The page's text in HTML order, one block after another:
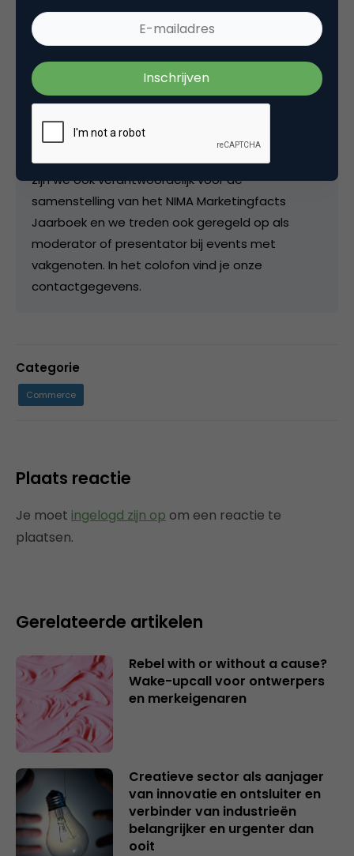
Redactie
Hoofdredactie bijMarketingfacts
beoordeeld en ingepland en als we er tijd voor
vinden, schrijven we zelf een artikel. Als redactie
zijn we ook verantwoordelijk voor de
samenstelling van het NIMA Marketingfacts
Jaarboek en we treden ook geregeld op als
moderator of presentator bij events met
vakgenoten. In het colofon vind je onze
contactgegevens.
Categorie
Commerce
Plaats reactie
Je moet ingelogd zijn op om een reactie te
plaatsen.
Gerelateerde artikelen
Rebel with or without a cause?
Wake-upcall voor ontwerpers
en merkeigenaren
Creatieve sector als aanjager
van innovatie en ontsluiter en
verbinder van industrieën
belangrijker en urgenter dan
ooit